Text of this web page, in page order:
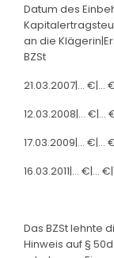
Datum des
an die
BZSt
21.03.2007|... €|...
12.03.2008|... €|...
17.03.2009|... €|...
16.03.2011|... €|...
Das BZSt lehnte
Hinweis auf §